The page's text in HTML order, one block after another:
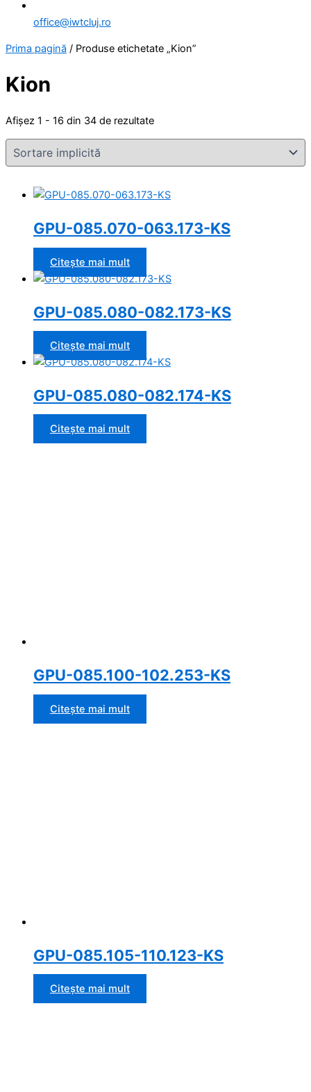
office@iwtcluj.ro
Prima pagină / Produse etichetate „Kion”
Kion
Afișez 1 - 16 din 34 de rezultate
GPU-085.070-063.173-KS
Citește mai mult
GPU-085.080-082.173-KS
Citește mai mult
GPU-085.080-082.174-KS
Citește mai mult
GPU-085.100-102.253-KS
Citește mai mult
GPU-085.105-110.123-KS
Citește mai mult